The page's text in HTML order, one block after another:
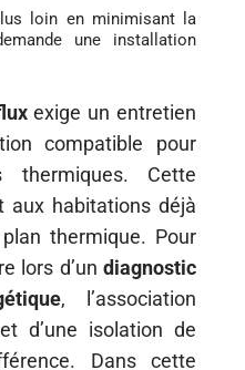
loin en minimisant la
une installation
exige un entretien
compatible pour
thermiques. Cette
aux habitations déjà
thermique. Pour
lors d’un diagnostic
, l’association
d’une isolation de
Dans cette